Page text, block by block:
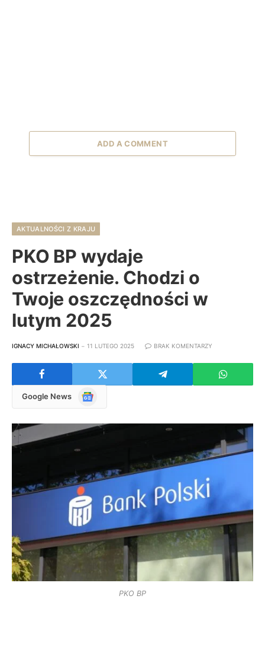
ADD A COMMENT
AKTUALNOŚCI Z KRAJU
PKO BP wydaje
ostrzeżenie. Chodzi o
Twoje oszczędności w
lutym 2025
IGNACY MICHAŁOWSKI 11 LUTEGO 2025 BRAK KOMENTARZY
Google News
Google
PKO BP